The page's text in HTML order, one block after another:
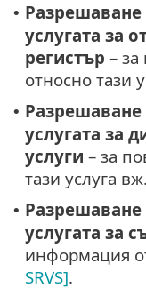
•
услугата за
регистър –
относно тази
•
услугата за
услуги – за
тази услуга вж.
•
услугата за
информация
SRVS].